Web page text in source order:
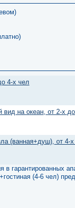
4-х чел
вид на океан, от 2-х
(ванная+душ), от 4-
в гарантированных
(4-6 чел)